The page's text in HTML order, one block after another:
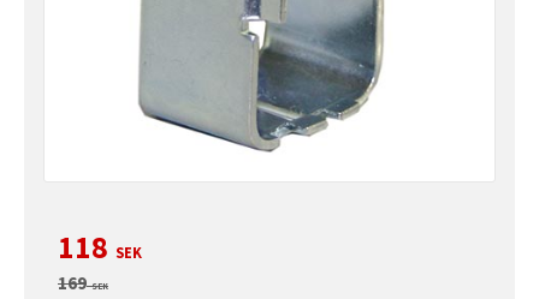
Nedsatt pris:
118 SEK
Ordinarie pris:
169SEK